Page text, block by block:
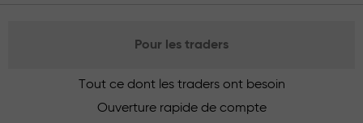
Pour les traders
Tout ce dont les traders ont besoin
Ouverture rapide de compte